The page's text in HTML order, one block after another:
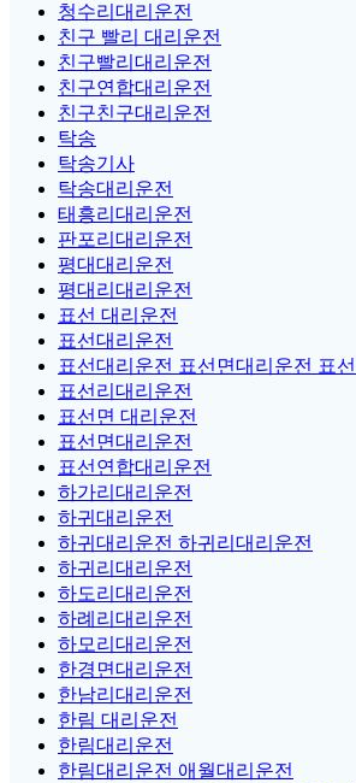
청수리대리운전
친구 빨리 대리운전
친구빨리대리운전
친구연합대리운전
친구친구대리운전
탁송
탁송기사
탁송대리운전
태흥리대리운전
판포리대리운전
평대대리운전
평대리대리운전
표선 대리운전
표선대리운전
표선대리운전 표선면대리운전 표
표선리대리운전
표선면 대리운전
표선면대리운전
표선연합대리운전
하가리대리운전
하귀대리운전
하귀대리운전 하귀리대리운전
하귀리대리운전
하도리대리운전
하례리대리운전
하모리대리운전
한경면대리운전
한남리대리운전
한림 대리운전
한림대리운전
한림대리운전 애월대리운전